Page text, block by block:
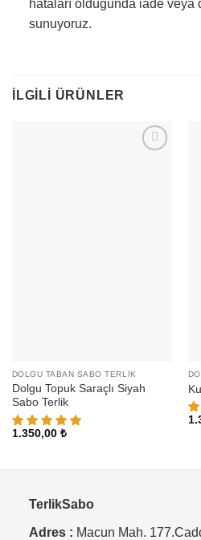
hataları olduğunda iade veya
sunuyoruz.
İLGILI ÜRÜNLER
DOLGU TABAN SABO TERLIK
Dolgu Topuk Saraçlı Siyah
Sabo Terlik
1.350,00 ₺
TerlikSabo
Adres : Macun Mah.